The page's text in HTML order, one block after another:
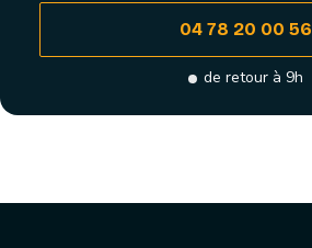
04 78 20 00 56
de retour à 9h